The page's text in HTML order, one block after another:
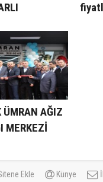
ÜMRAN AĞIZ
MERKEZİ
Ekle Künye